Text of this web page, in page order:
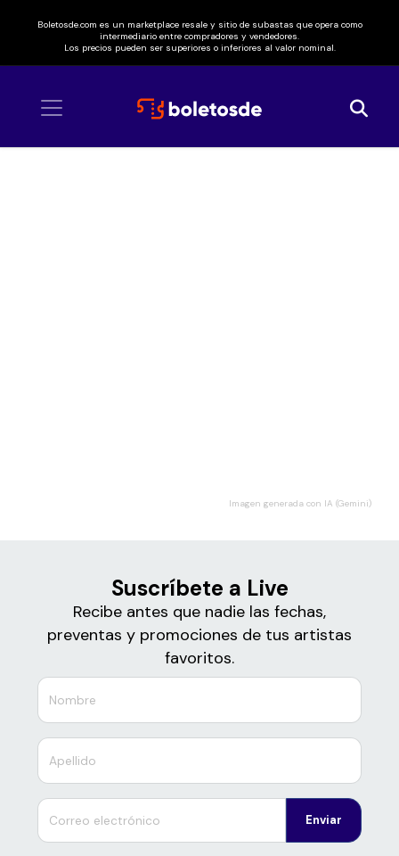
Boletosde.com es un marketplace resale y sitio de subastas que opera como
intermediario entre compradores y vendedores.
Los precios pueden ser superiores o inferiores al valor nominal.
Imagen generada con IA (Gemini)
Suscríbete a Live
Recibe antes que nadie las fechas,
preventas y promociones de tus artistas
favoritos.
Enviar